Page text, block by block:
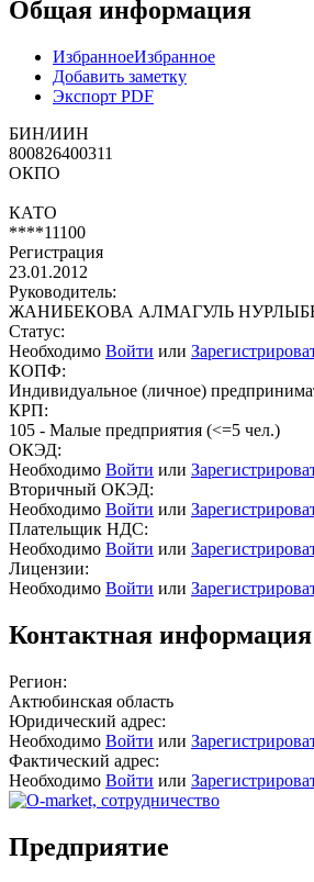
Общая информация
ИзбранноеИзбранное
Добавить заметку
Экспорт PDF
БИН/ИИН
800826400311
ОКПО
КАТО
****11100
Регистрация
23.01.2012
Руководитель:
ЖАНИБЕКОВА АЛМАГУЛЬ
Статус:
Необходимо Войти или
КОПФ:
Индивидуальное (личное)
КРП:
105 - Малые предприятия (<=5 чел.)
ОКЭД:
Необходимо Войти или
Вторичный ОКЭД:
Необходимо Войти или
Плательщик НДС:
Необходимо Войти или
Лицензии:
Необходимо Войти или
Контактная информация
Регион:
Актюбинская область
Юридический адрес:
Необходимо Войти или
Фактический адрес:
Необходимо Войти или
Предприятие